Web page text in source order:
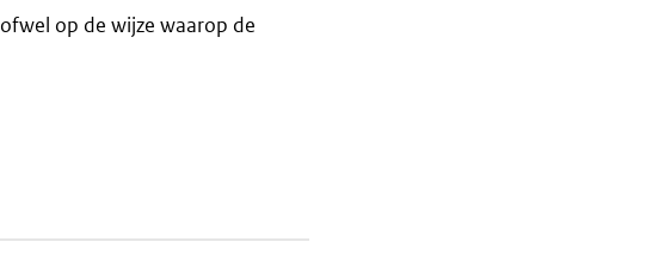
op de wijze waarop de